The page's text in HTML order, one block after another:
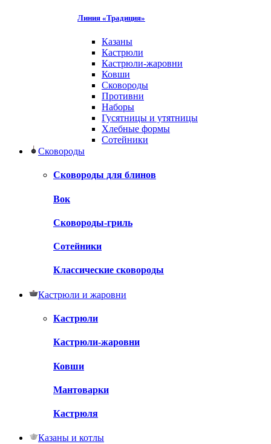
Линия «Традиция»
Казаны
Кастрюли
Кастрюли-жаровни
Ковши
Сковороды
Противни
Наборы
Гусятницы и утятницы
Хлебные формы
Сотейники
Сковороды
Сковороды для блинов
Вок
Сковороды-гриль
Сотейники
Классические сковороды
Кастрюли и жаровни
Кастрюли
Кастрюли-жаровни
Ковши
Мантоварки
Кастрюля
Казаны и котлы